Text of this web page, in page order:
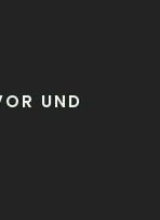
UND